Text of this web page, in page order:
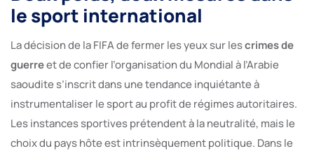
le sport international
La décision de la FIFA de fermer les yeux sur lescrimes de
guerreet de confier l’organisation du Mondial à l’Arabie
saoudite s’inscrit dans une tendance inquiétante à
instrumentaliser le sport au profit de régimes autoritaires.
Les instances sportives prétendent à la neutralité, mais le
choix du pays hôte est intrinsèquement politique. Dans le